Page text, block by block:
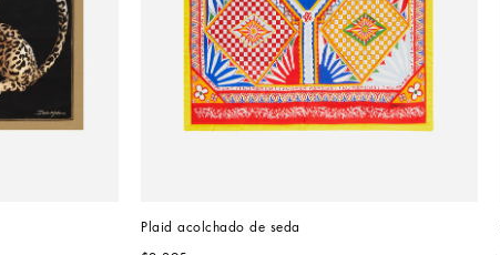
Plaid acolchado de seda